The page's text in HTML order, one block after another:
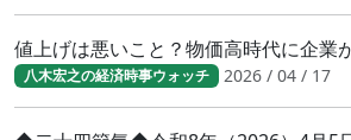
値上げは悪いこと？物価高時代に企業
八木宏之の経済時事ウォッチ 2026 / 04 / 17